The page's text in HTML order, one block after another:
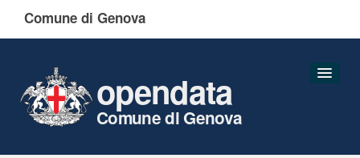
Comune di Genova
opendata
Comune di Genova